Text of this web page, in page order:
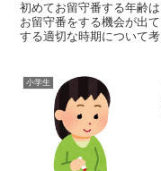
初めてお留守番する年齢
お留守番をする機会が出
する適切な時期について
小学生